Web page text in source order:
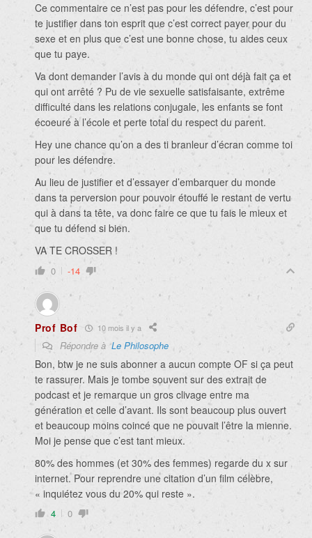
Ce commentaire ce n’est pas pour les défendre, c’est pour
te justifier dans ton esprit que c’est correct payer pour du
sexe et en plus que c’est une bonne chose, tu aides ceux
que tu paye.
Va dont demander l’avis à du monde qui ont déjà fait ça et
qui ont arrêté ? Pu de vie sexuelle satisfaisante, extrême
difficulté dans les relations conjugale, les enfants se font
écoeuré à l’école et perte total du respect du parent.
Hey une chance qu’on a des ti branleur d’écran comme toi
pour les défendre.
Au lieu de justifier et d’essayer d’embarquer du monde
dans ta perversion pour pouvoir étouffé le restant de vertu
qui à dans ta tête, va donc faire ce que tu fais le mieux et
que tu défend si bien.
VA TE CROSSER !
0 -14
Prof Bof 10 mois il y a
Répondre àLe Philosophe
Bon, btw je ne suis abonner a aucun compte OF si ça peut
te rassurer. Mais je tombe souvent sur des extrait de
podcast et je remarque un gros clivage entre ma
génération et celle d’avant. Ils sont beaucoup plus ouvert
et beaucoup moins coincé que ne pouvait l’être la mienne.
Moi je pense que c’est tant mieux.
80% des hommes (et 30% des femmes) regarde du x sur
internet. Pour reprendre une citation d’un film célèbre,
« inquiétez vous du 20% qui reste ».
4 0